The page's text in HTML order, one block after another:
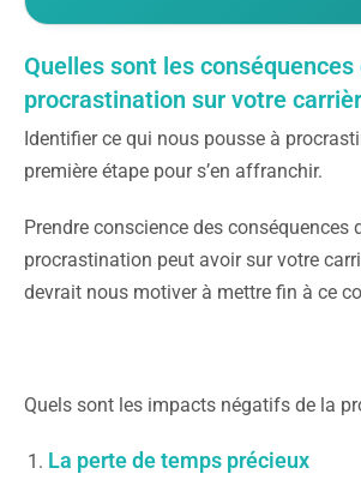
Quelles sont les conséquences
procrastination sur votre
Identifier ce qui nous pousse à
première étape pour s’en affranchir.
Prendre conscience des conséquences
procrastination peut avoir sur votre
devrait nous motiver à mettre fin à ce
Quels sont les impacts négatifs de la
La perte de temps précieux